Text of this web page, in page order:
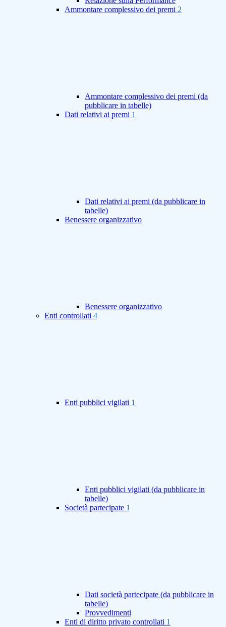
Ammontare complessivo dei premi 2
Ammontare complessivo dei premi (da
pubblicare in tabelle)
Dati relativi ai premi 1
Dati relativi ai premi (da pubblicare in
tabelle)
Benessere organizzativo
Benessere organizzativo
Enti controllati 4
Enti pubblici vigilati 1
Enti pubblici vigilati (da pubblicare in
tabelle)
Società partecipate 1
Dati società partecipate (da pubblicare in
tabelle)
Provvedimenti
Enti di diritto privato controllati 1